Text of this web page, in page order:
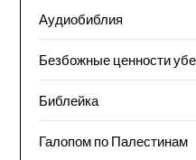
Аудиобиблия
Безбожные ценности
Библейка
Галопом по Палестинам